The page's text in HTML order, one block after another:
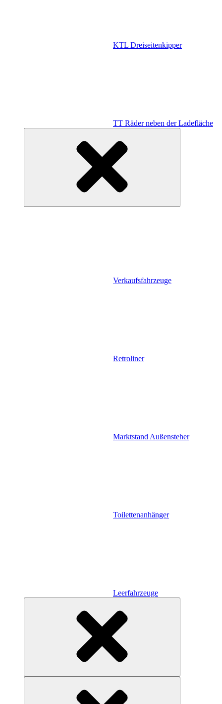
KTL Dreiseitenkipper
TT Räder neben der Ladefläche
Verkaufsfahrzeuge
Retroliner
Marktstand Außensteher
Toilettenanhänger
Leerfahrzeuge